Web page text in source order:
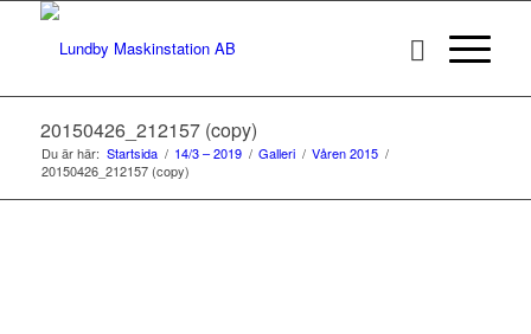
20150426_212157 (copy)
Du är här: Startsida / 14/3 – 2019 / Galleri / Våren 2015 /
20150426_212157 (copy)